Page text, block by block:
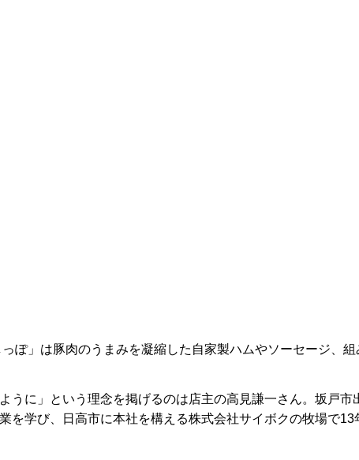
ぽ」は豚肉のうまみを凝縮した自家製ハムやソーセージ、
うに」という理念を掲げるのは店主の高見謙一さん。坂戸市
を学び、日高市に本社を構える株式会社サイボクの牧場で13